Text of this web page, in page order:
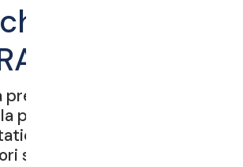
da vino
di WiLLMES
a sfera, senza angoli e
possibilità di pressare l'uva
senza rotazione, cioè
sollecitazioni meccaniche.